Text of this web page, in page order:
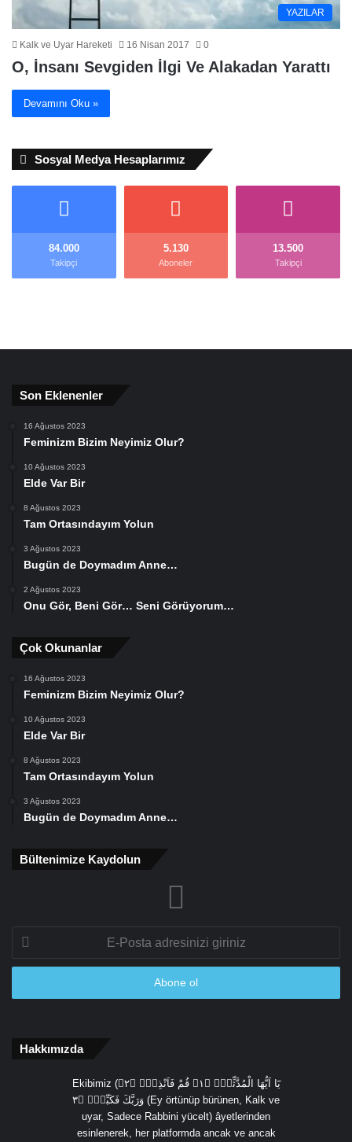
YAZILAR
Kalk ve Uyar Hareketi 16 Nisan 2017 0
O, İnsanı Sevgiden İlgi Ve Alakadan Yarattı
Devamını Oku »
Sosyal Medya Hesaplarımız
84.000
Takipçi
5.130
Aboneler
13.500
Takipçi
Son Eklenenler
16 Ağustos 2023
Feminizm Bizim Neyimiz Olur?
10 Ağustos 2023
Elde Var Bir
8 Ağustos 2023
Tam Ortasındayım Yolun
3 Ağustos 2023
Bugün de Doymadım Anne…
2 Ağustos 2023
Onu Gör, Beni Gör… Seni Görüyorum…
Çok Okunanlar
16 Ağustos 2023
Feminizm Bizim Neyimiz Olur?
10 Ağustos 2023
Elde Var Bir
8 Ağustos 2023
Tam Ortasındayım Yolun
3 Ağustos 2023
Bugün de Doymadım Anne…
Bültenimize Kaydolun
Posta
adresinizi
Hakkımızda
Ekibimiz (يَٓا اَيُّهَا الْمُدَّثِّرُۙ ﴿١﴾ قُمْ فَاَنْذِرْۙ ﴿٢﴾
وَرَبَّكَ فَكَبِّرْۙ ﴿٣ (Ey örtünüp bürünen, Kalk ve
uyar, Sadece Rabbini yücelt) âyetlerinden
esinlenerek, her platformda ancak ve ancak